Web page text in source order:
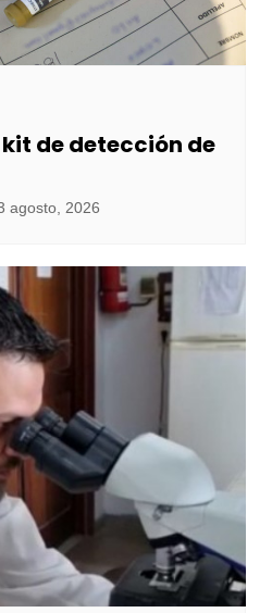
de detección de
agosto, 2026